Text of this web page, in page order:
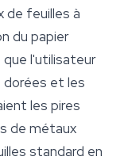
feuilles à
du papier
que l'utilisateur
dorées et les
les pires
de métaux
standard en